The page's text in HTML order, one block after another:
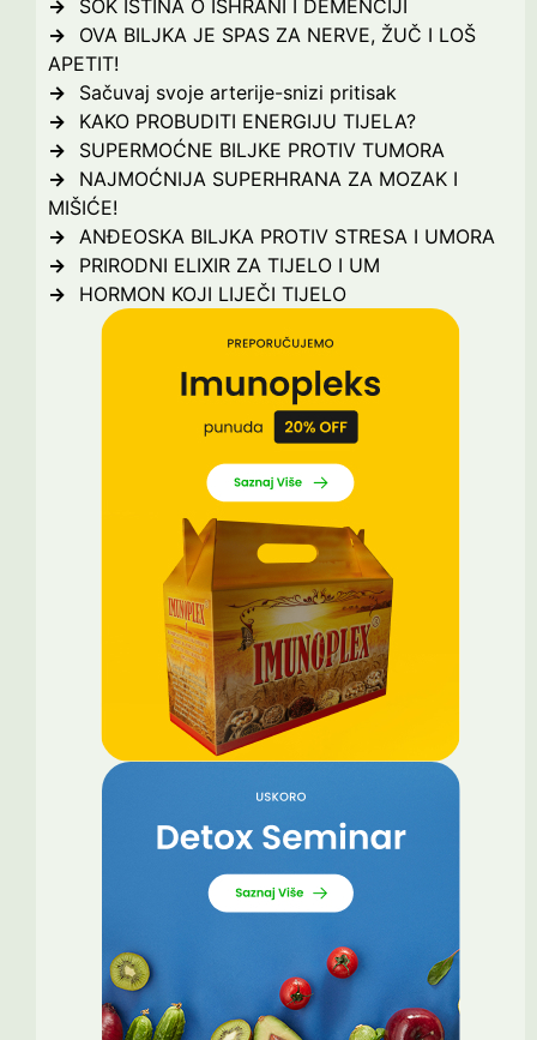
ŠOK ISTINA O ISHRANI I DEMENCIJI
OVA BILJKA JE SPAS ZA NERVE, ŽUČ I LOŠ
APETIT!
Sačuvaj svoje arterije-snizi pritisak
KAKO PROBUDITI ENERGIJU TIJELA?
SUPERMOĆNE BILJKE PROTIV TUMORA
NAJMOĆNIJA SUPERHRANA ZA MOZAK I
MIŠIĆE!
ANĐEOSKA BILJKA PROTIV STRESA I UMORA
PRIRODNI ELIXIR ZA TIJELO I UM
HORMON KOJI LIJEČI TIJELO